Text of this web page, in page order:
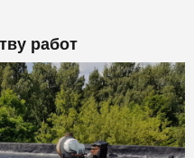
работ